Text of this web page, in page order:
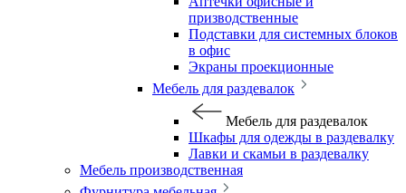
призводственные
Подставки для системных блоков
в офис
Экраны проекционные
Мебель для раздевалок
Мебель для раздевалок
Шкафы для одежды в раздевалку
Лавки и скамьи в раздевалку
Мебель производственная